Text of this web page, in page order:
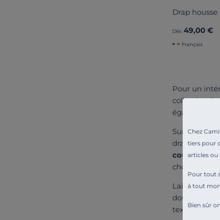
Chez
tiers pour
articles ou
Pour tout
à tout
Bien sûr
Drap
Dès 49,00 €
Français
Pour un
collection
également
Sur notre
draps
couleurs et
choisies avec
Laissez-
doux dans
textile vous